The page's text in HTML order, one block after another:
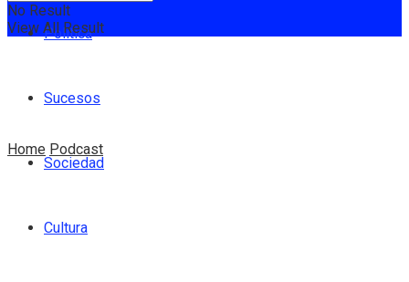
Política
Sucesos
Sociedad
Cultura
No Result
View All Result
Home Podcast